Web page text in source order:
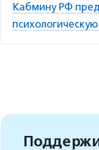
Кабмину РФ